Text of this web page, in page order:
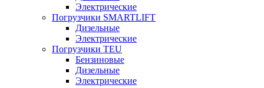
Электрические
Погрузчики SMARTLIFT
Дизельные
Электрические
Погрузчики TEU
Бензиновые
Дизельные
Электрические